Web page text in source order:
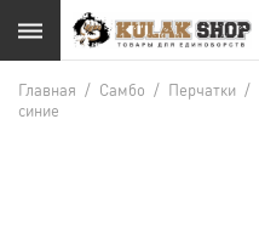
Главная / Самбо / Перчатки /
синие